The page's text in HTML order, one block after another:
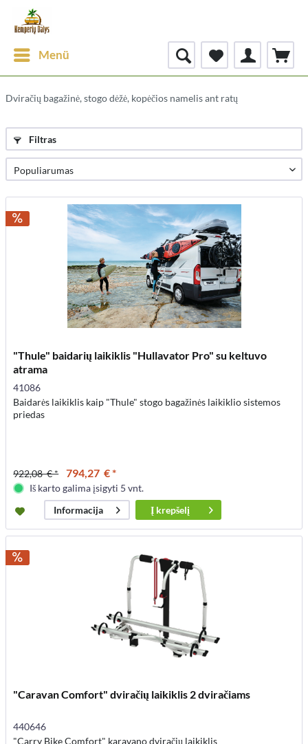
Menü
Dviračių bagažinė, stogo dėžė, kopėčios namelis ant ratų
Filtras
"Thule" baidarių laikiklis "Hullavator Pro" su keltuvo
atrama
41086
Baidarės laikiklis kaip "Thule" stogo bagažinės laikiklio sistemos
priedas
922,08 € * 794,27 € *
Iš karto galima įsigyti 5 vnt.
Informacija
Į krepšelį
"Caravan Comfort" dviračių laikiklis 2 dviračiams
440646
"Carry Bike Comfort" karavano dviračių laikiklis